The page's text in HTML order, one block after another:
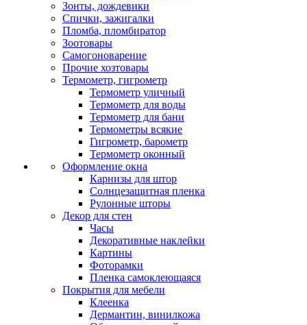
Зонты, дождевики
Спички, зажигалки
Пломба, пломбиратор
Зоотовары
Самогоноварение
Прочие хозтовары
Термометр, гигрометр
Термометр уличный
Термометр для воды
Термометр для бани
Термометры всякие
Гигрометр, барометр
Термометр оконный
Оформление окна
Карнизы для штор
Солнцезащитная пленка
Рулонные шторы
Декор для стен
Часы
Декоративные наклейки
Картины
Фоторамки
Пленка самоклеющаяся
Покрытия для мебели
Клеенка
Дермантин, винилкожа